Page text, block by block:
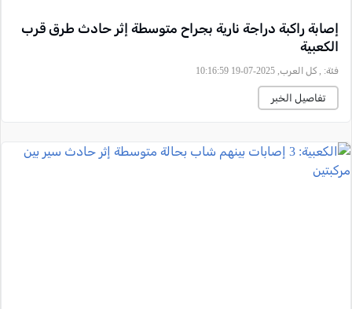
إصابة راكبة دراجة نارية بجراح متوسطة إثر حادث طرق قرب
الكعبية
فئة: , كل العرب, 2025-07-19 10:16:59
تفاصيل الخبر